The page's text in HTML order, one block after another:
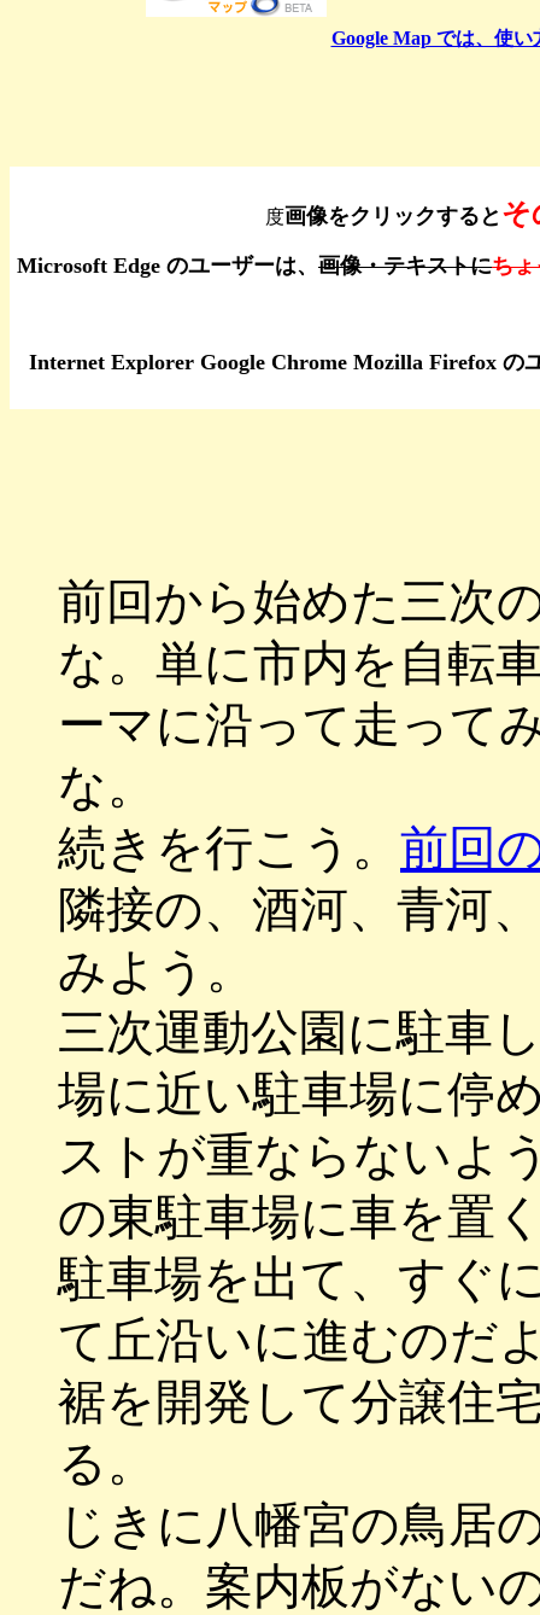
Google Map では、使
度画像をクリックすると そ
Microsoft Edge のユーザーは、 画像・テキストにちょ
Internet Explorer Google Chrome Mozilla Firefox の
前回から始めた三次
な。単に市内を自転
ーマに沿って走って
な。
続きを行こう。 前回
隣接の、酒河、青河
みよう。
三次運動公園に駐車
場に近い駐車場に停
ストが重ならないよ
の東駐車場に車を置
駐車場を出て、すぐ
て丘沿いに進むのだ
裾を開発して分譲住
る。
じきに八幡宮の鳥居
だね。案内板がない